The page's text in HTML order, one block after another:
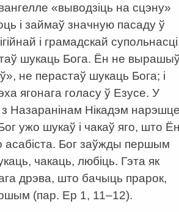
«выводзіць на сцэну»
і займаў значную пасаду ў
і грамадскай
шукаць Бога. Ён не
не перастаў шукаць Бога; і
ягонага голасу ў Езусе. У
Назаранінам Нікадэм
ужо шукаў і чакаў яго, што
асабіста. Бог заўжды першым
чакаць, любіць. Гэта як
дрэва, што бачыць прарок,
(пар. Ер 1, 11–12).